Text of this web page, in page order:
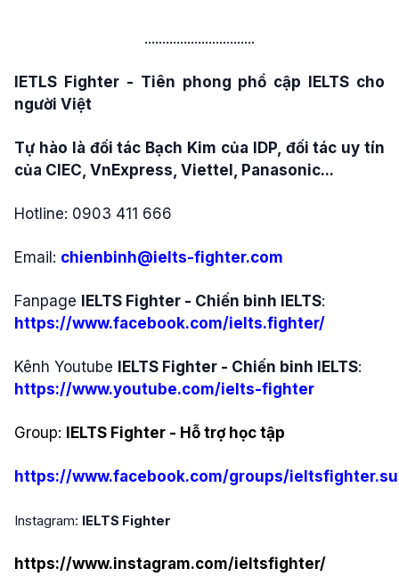
...............................
IETLS Fighter - Tiên phong phổ cập IELTS cho
người Việt
Tự hào là đối tác Bạch Kim của IDP, đối tác uy tín
của CIEC, VnExpress, Viettel, Panasonic...
Hotline: 0903 411 666
Email: chienbinh@ielts-fighter.com
Fanpage IELTS Fighter - Chiến binh IELTS:
https://www.facebook.com/ielts.fighter/
Kênh Youtube IELTS Fighter - Chiến binh IELTS:
https://www.youtube.com/ielts-fighter
Group: IELTS Fighter - Hỗ trợ học tập
https://www.facebook.com/groups/
Instagram: IELTS Fighter
https://www.instagram.com/ieltsfighter/